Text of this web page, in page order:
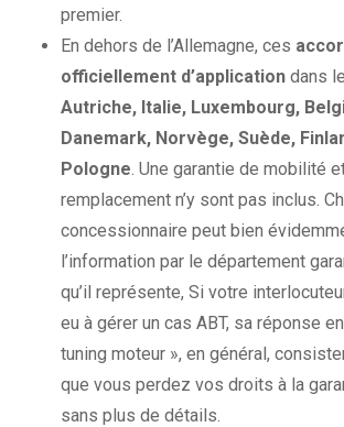
premier.
En dehors de l’Allemagne, ces
officiellement d’application dans
Autriche, Italie, Luxembourg,
Danemark, Norvège, Suède,
Pologne. Une garantie de mobilité
remplacement n’y sont pas inclus.
concessionnaire peut bien
l’information par le département
qu’il représente, Si votre
eu à gérer un cas ABT, sa réponse
tuning moteur », en général,
que vous perdez vos droits à la
sans plus de détails.